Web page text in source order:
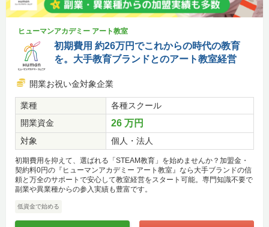
ヒューマンアカデミー アート教室
初期費用 約26万円でこれからの時代の教育
を。大手教育ブランドとのアート教室経営
開業お祝い金対象企業
業種
各種スクール
開業資金
26 万円
対象 個人・法人
初期費用を抑えて、選ばれる「STEAM教育」を始めませんか？加盟金・
契約料0円の『ヒューマンアカデミー アート教室』なら大手ブランドの信
頼と万全のサポートで安心して教室経営をスタート可能。専門知識不要で
副業や異業種からの参入実績も豊富です。
低資金で始める